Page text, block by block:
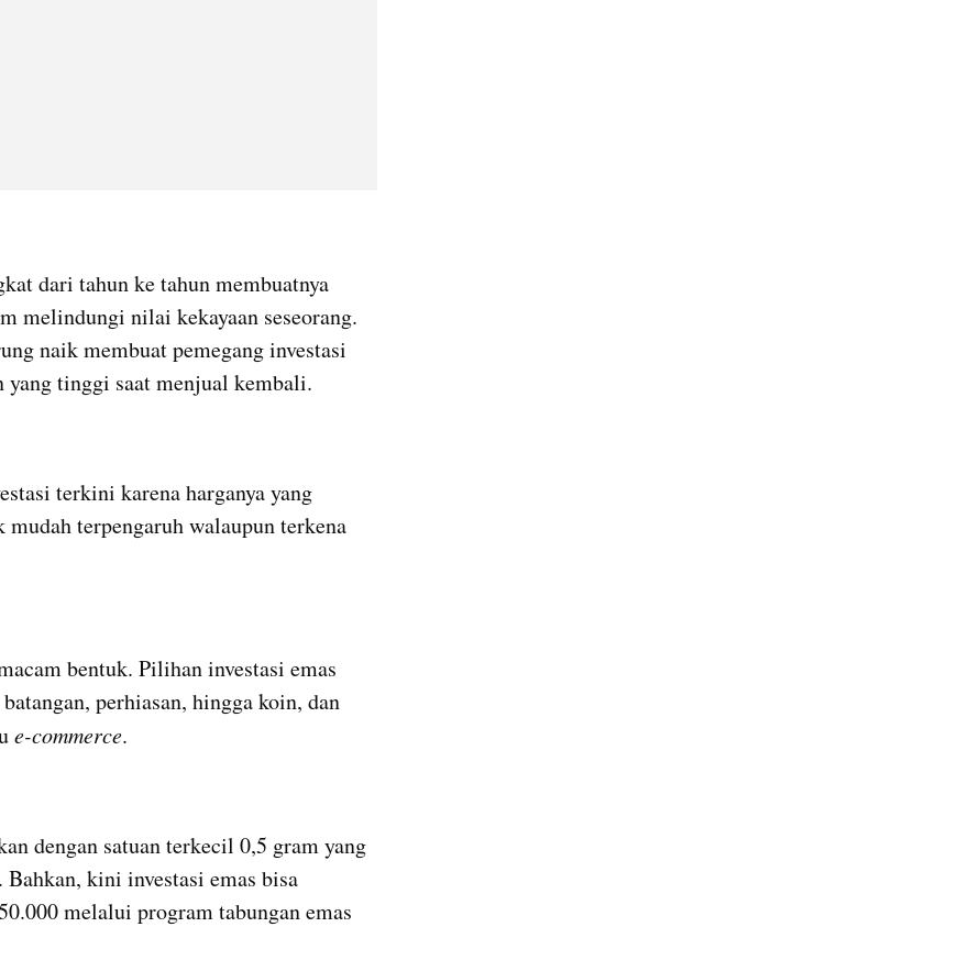
dari tahun ke tahun membuatnya
naik membuat pemegang investasi
tinggi saat menjual kembali.
terkini karena harganya yang
terpengaruh walaupun terkena
bentuk. Pilihan investasi emas
perhiasan, hingga koin, dan
e-commerce.
dengan satuan terkecil 0,5 gram yang
kini investasi emas bisa
melalui program tabungan emas